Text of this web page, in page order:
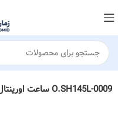
ساعت اورینتال زنانه کد O.SH145L-0009